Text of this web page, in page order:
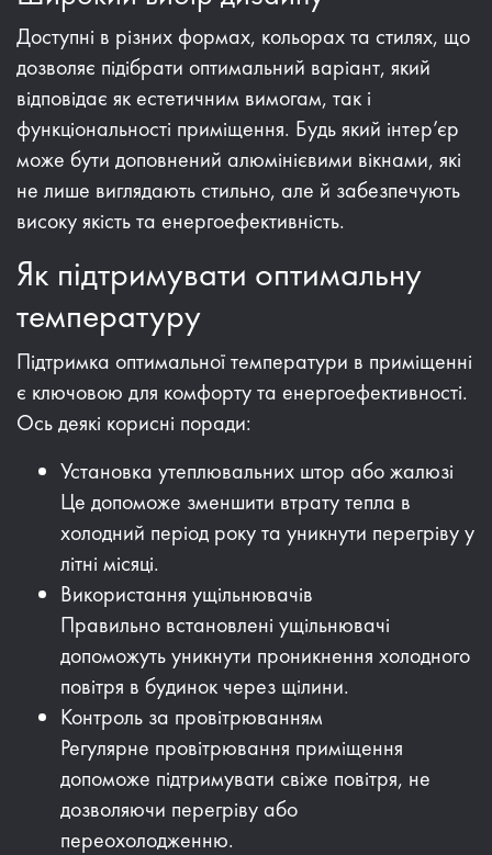
Доступні в різних формах, кольорах та стилях, що
дозволяє підібрати оптимальний варіант, який
відповідає як естетичним вимогам, так і
функціональності приміщення. Будь який інтер’єр
може бути доповнений алюмінієвими вікнами, які
не лише виглядають стильно, але й забезпечують
високу якість та енергоефективність.
Як підтримувати оптимальну
температуру
Підтримка оптимальної температури в приміщенні
є ключовою для комфорту та енергоефективності.
Ось деякі корисні поради:
Установка утеплювальних штор або жалюзі
Це допоможе зменшити втрату тепла в
холодний період року та уникнути перегріву у
літні місяці.
Використання ущільнювачів
Правильно встановлені ущільнювачі
допоможуть уникнути проникнення холодного
повітря в будинок через щілини.
Контроль за провітрюванням
Регулярне провітрювання приміщення
допоможе підтримувати свіже повітря, не
дозволяючи перегріву або
переохолодженню.